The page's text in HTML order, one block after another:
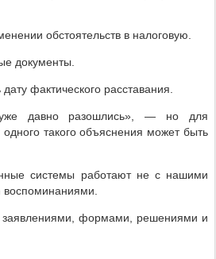
обстоятельств в налоговую.
документы.
фактического расставания.
давно разошлись», — но для
одного такого объяснения может быть
системы работают не с нашими
формами, решениями и